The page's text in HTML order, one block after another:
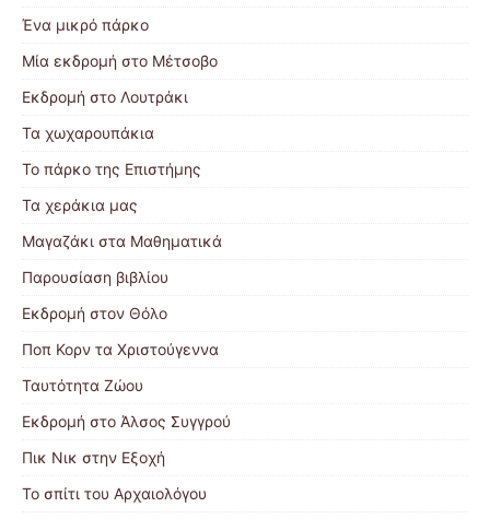
Ένα μικρό πάρκο
Μία εκδρομή στο Μέτσοβο
Εκδρομή στο Λουτράκι
Τα χωχαρουπάκια
Το πάρκο της Επιστήμης
Τα χεράκια μας
Μαγαζάκι στα Μαθηματικά
Παρουσίαση βιβλίου
Εκδρομή στον Θόλο
Ποπ Κορν τα Χριστούγεννα
Ταυτότητα Ζώου
Εκδρομή στο Άλσος Συγγρού
Πικ Νικ στην Εξοχή
Το σπίτι του Αρχαιολόγου